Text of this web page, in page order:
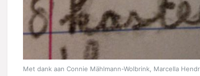
Met dank aan Connie Mählmann-Wolbrink, Marcella